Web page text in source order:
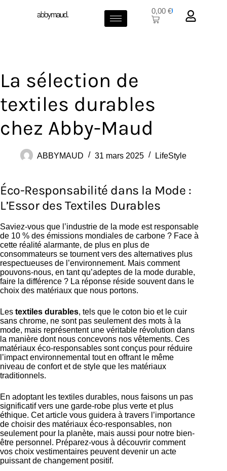
0,00€
La sélection de
textiles durables
chez Abby-Maud
ABBYMAUD 31 mars 2025 LifeStyle
Éco-Responsabilité dans la Mode :
L’Essor des Textiles Durables
Saviez-vous que l’industrie de la mode est responsable
de 10 % des émissions mondiales de carbone ? Face à
cette réalité alarmante, de plus en plus de
consommateurs se tournent vers des alternatives plus
respectueuses de l’environnement. Mais comment
pouvons-nous, en tant qu’adeptes de la mode durable,
faire la différence ? La réponse réside souvent dans le
choix des matériaux que nous portons.
Les textiles durables, tels que le coton bio et le cuir
sans chrome, ne sont pas seulement des mots à la
mode, mais représentent une véritable révolution dans
la manière dont nous concevons nos vêtements. Ces
matériaux éco-responsables sont conçus pour réduire
l’impact environnemental tout en offrant le même
niveau de confort et de style que les matériaux
traditionnels.
En adoptant les textiles durables, nous faisons un pas
significatif vers une garde-robe plus verte et plus
éthique. Cet article vous guidera à travers l’importance
de choisir des matériaux éco-responsables, non
seulement pour la planète, mais aussi pour notre bien-
être personnel. Préparez-vous à découvrir comment
vos choix vestimentaires peuvent devenir un acte
puissant de changement positif.